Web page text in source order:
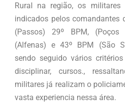
Rural na região, os militares
indicados pelos comandantes
(Passos) 29º BPM, (Poços
(Alfenas) e 43º BPM (São
sendo seguido vários
disciplinar, cursos.,
militares já realizam o
vasta experiencia nessa área.